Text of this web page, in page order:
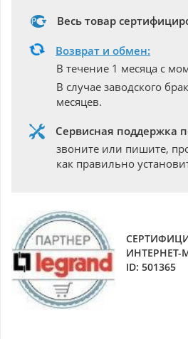
Весь товар
Возврат и обмен:
В течение 1 месяца с
В случае заводского
месяцев.
Сервисная поддержка
звоните или пишите,
как правильно
ИНТЕРНЕТ-
ID: 501365